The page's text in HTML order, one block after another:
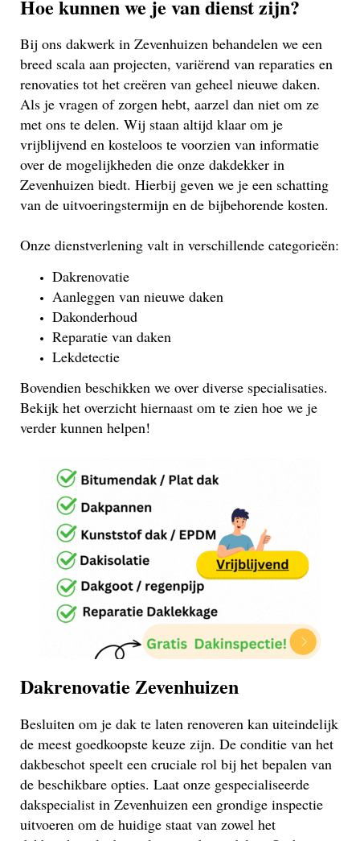
Hoe kunnen we je van dienst zijn?
Bij ons dakwerk in Zevenhuizen behandelen we een
breed scala aan projecten, variërend van reparaties en
renovaties tot het creëren van geheel nieuwe daken.
Als je vragen of zorgen hebt, aarzel dan niet om ze
met ons te delen. Wij staan altijd klaar om je
vrijblijvend en kosteloos te voorzien van informatie
over de mogelijkheden die onze dakdekker in
Zevenhuizen biedt. Hierbij geven we je een schatting
van de uitvoeringstermijn en de bijbehorende kosten.
Onze dienstverlening valt in verschillende categorieën:
Dakrenovatie
Aanleggen van nieuwe daken
Dakonderhoud
Reparatie van daken
Lekdetectie
Bovendien beschikken we over diverse specialisaties.
Bekijk het overzicht hiernaast om te zien hoe we je
verder kunnen helpen!
Dakrenovatie Zevenhuizen
Besluiten om je dak te laten renoveren kan uiteindelijk
de meest goedkoopste keuze zijn. De conditie van het
dakbeschot speelt een cruciale rol bij het bepalen van
de beschikbare opties. Laat onze gespecialiseerde
dakspecialist in Zevenhuizen een grondige inspectie
uitvoeren om de huidige staat van zowel het